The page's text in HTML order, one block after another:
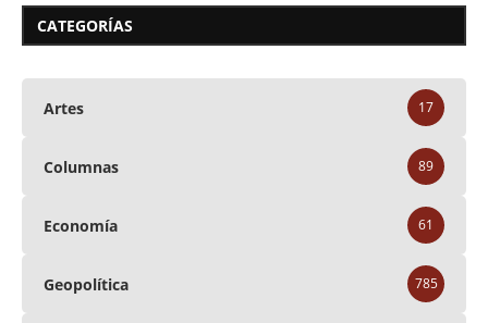
CATEGORÍAS
Artes 17
Columnas 89
Economía 61
Geopolítica 785